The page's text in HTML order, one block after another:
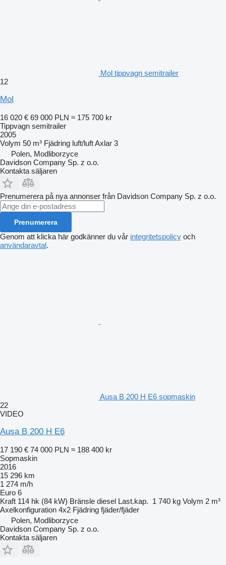
Mol tippvagn semitrailer
12
Mol
16 020 € 69 000 PLN ≈ 175 700 kr
Tippvagn semitrailer
2005
Volym 50 m³ Fjädring luft/luftAxlar 3
Polen, Modliborzyce
Davidson Company Sp. z o.o.
Kontakta säljaren
Prenumerera på nya annonser från Davidson Company Sp. z o.o.
Prenumerera
Genom att klicka här godkänner du vår integritetspolicy och
användaravtal.
Ausa B 200 H E6 sopmaskin
22
VIDEO
Ausa B 200 H E6
17 190 € 74 000 PLN ≈ 188 400 kr
Sopmaskin
2016
15 296 km
1 274 m/h
Euro 6
Kraft 114 hk (84 kW) Bränsle diesel Last.kap. 1 740 kg Volym 2 m³
Axelkonfiguration 4x2 Fjädring fjäder/fjäder
Polen, Modliborzyce
Davidson Company Sp. z o.o.
Kontakta säljaren